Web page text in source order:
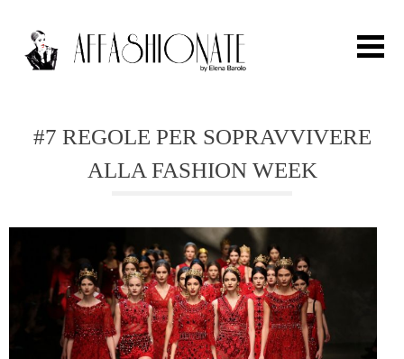
FASHION
OUTFIT
BEAUTY
TRAVEL
#7 REGOLE PER SOPRAVVIVERE
ALLA FASHION WEEK